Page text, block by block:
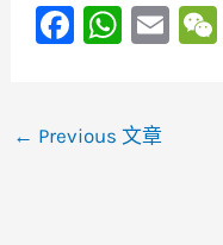
F
e
W
s
E
← Previous 文章